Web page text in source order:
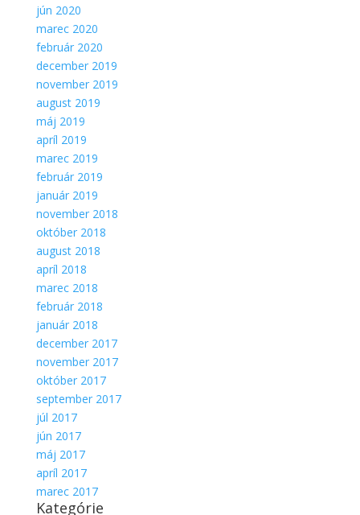
jún 2020
marec 2020
február 2020
december 2019
november 2019
august 2019
máj 2019
apríl 2019
marec 2019
február 2019
január 2019
november 2018
október 2018
august 2018
apríl 2018
marec 2018
február 2018
január 2018
december 2017
november 2017
október 2017
september 2017
júl 2017
jún 2017
máj 2017
apríl 2017
marec 2017
Kategórie